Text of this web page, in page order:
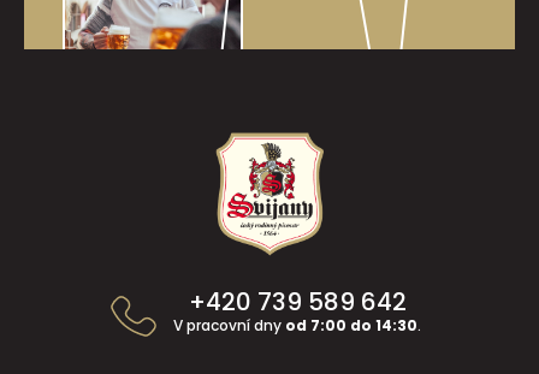
+420 739 589 642
V pracovní dny od 7:00 do 14:30.